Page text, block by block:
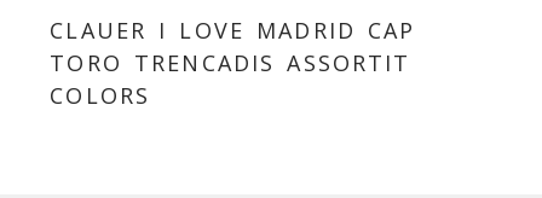
CLAUER I LOVE MADRID CAP
TORO TRENCADIS ASSORTIT
COLORS